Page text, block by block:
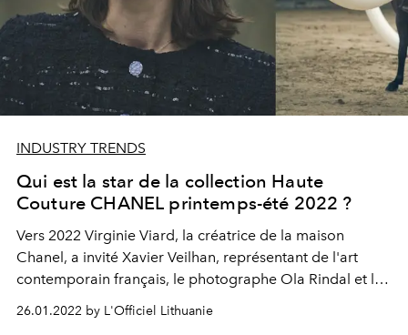
INDUSTRY TRENDS
Qui est la star de la collection Haute
Couture CHANEL printemps-été 2022 ?
Vers 2022 Virginie Viard, la créatrice de la maison
Chanel, a invité Xavier Veilhan, représentant de l'art
contemporain français, le photographe Ola Rindal et le
scénographe Alexis Bertrand à réaliser les premiers
clichés de la nouvelle collection. La star de cette
26.01.2022 by L'Officiel Lithuanie